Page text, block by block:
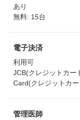
あり
無料: 15台
電子決済
利用可
JCB(クレジットカー
Card(クレジットカ
管理医師